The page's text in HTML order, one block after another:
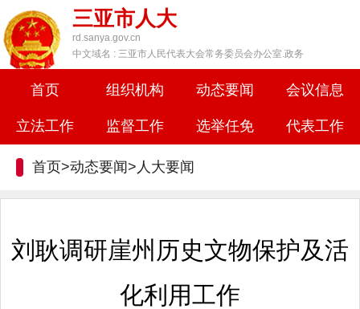
三亚市人大
rd.sanya.gov.cn
中文域名 : 三亚市人民代表大会常务委员会办公室.政务
首页 组织机构 动态要闻 会议信息
立法工作 监督工作 选举任免 代表工作
首页>动态要闻> 人大要闻
刘耿调研崖州历史文物保护及活
化利用工作